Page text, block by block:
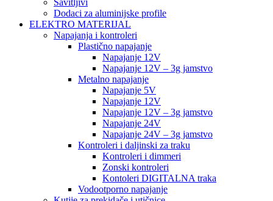
Savitljivi
Dodaci za aluminijske profile
ELEKTRO MATERIJAL
Napajanja i kontroleri
Plastično napajanje
Napajanje 12V
Napajanje 12V – 3g jamstvo
Metalno napajanje
Napajanje 5V
Napajanje 12V
Napajanje 12V – 3g jamstvo
Napajanje 24V
Napajanje 24V – 3g jamstvo
Kontroleri i daljinski za traku
Kontroleri i dimmeri
Zonski kontroleri
Kontoleri DIGITALNA traka
Vodootporno napajanje